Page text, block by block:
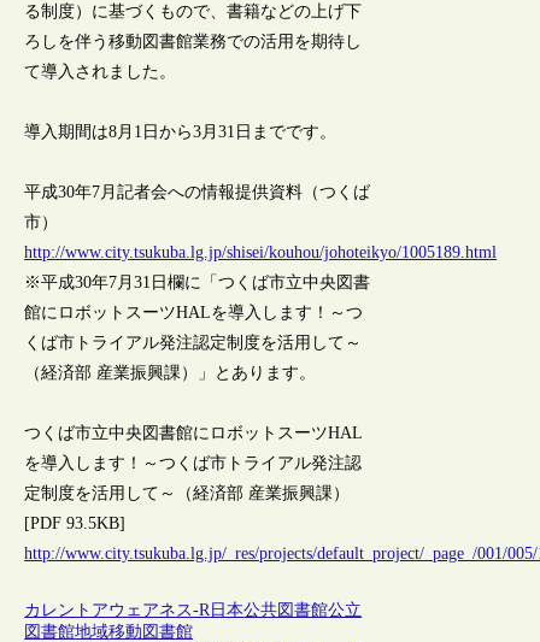
る制度）に基づくもので、書籍などの上げ下
ろしを伴う移動図書館業務での活用を期待し
て導入されました。
導入期間は8月1日から3月31日までです。
平成30年7月記者会への情報提供資料（つくば
市）
http://www.city.tsukuba.lg.jp/shisei/kouhou/johoteikyo/1005189.html
※平成30年7月31日欄に「つくば市立中央図書
館にロボットスーツHALを導入します！～つ
くば市トライアル発注認定制度を活用して～
（経済部 産業振興課）」とあります。
つくば市立中央図書館にロボットスーツHAL
を導入します！～つくば市トライアル発注認
定制度を活用して～（経済部 産業振興課）
[PDF 93.5KB]
http://www.city.tsukuba.lg.jp/_res/projects/default_project/_page_/001/
カレントアウェアネス-R 日本公共図書館公立
図書館地域移動図書館